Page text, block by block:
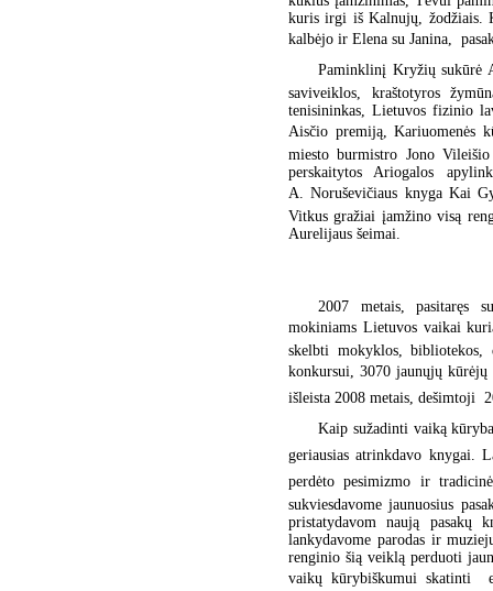
kuris irgi iš Kalnujų, žodžiais.
kalbėjo ir Elena su Janina, 
Paminklinį Kryžių sukūrė
saviveiklos, kraštotyros
tenisininkas, Lietuvos fizinio
Aisčio premiją, Kariuomenės
miesto burmistro Jono
perskaitytos Ariogalos
A. Noruševičiaus knyga Kai
Vitkus gražiai įamžino visą
Aurelijaus šeimai.
2007 metais, pasitaręs
mokiniams Lietuvos vaikai
skelbti mokyklos, bibliotekos,
konkursui, 3070 jaunųjų kūrėjų
išleista 2008 metais, dešimtoji 
Kaip sužadinti vaiką
geriausias atrinkdavo knygai.
perdėto pesimizmo ir
sukviesdavome jaunuosius
pristatydavom naują pasakų
lankydavome parodas ir
renginio šią veiklą perduoti
vaikų kūrybiškumui skatinti 